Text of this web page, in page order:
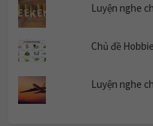
Luyện nghe
Chủ đề
Luyện nghe